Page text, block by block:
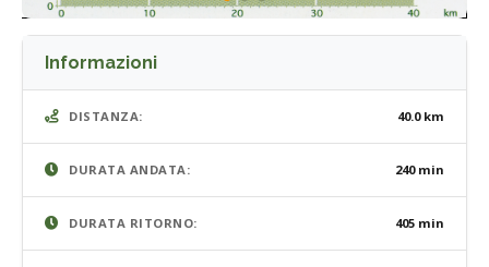
Informazioni
DISTANZA: 40.0 km
DURATA ANDATA: 240 min
DURATA RITORNO: 405 min